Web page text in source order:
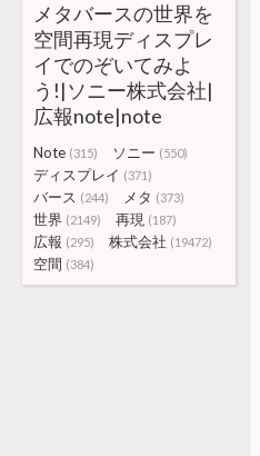
メタバースの世界を
空間再現ディスプレ
イでのぞいてみよ
う!|ソニー株式会社|
広報note|note
Note (315) ソニー (550)
ディスプレイ (371)
バース (244) メタ (373)
世界 (2149) 再現 (187)
広報 (295) 株式会社 (19472)
空間 (384)